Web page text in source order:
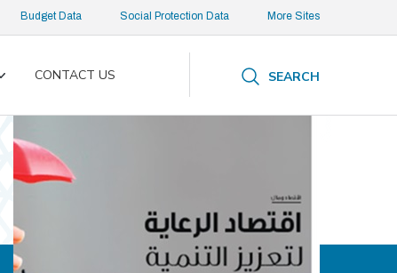
Budget Data Social Protection Data More Sites
Toggle
CONTACT US SEARCH